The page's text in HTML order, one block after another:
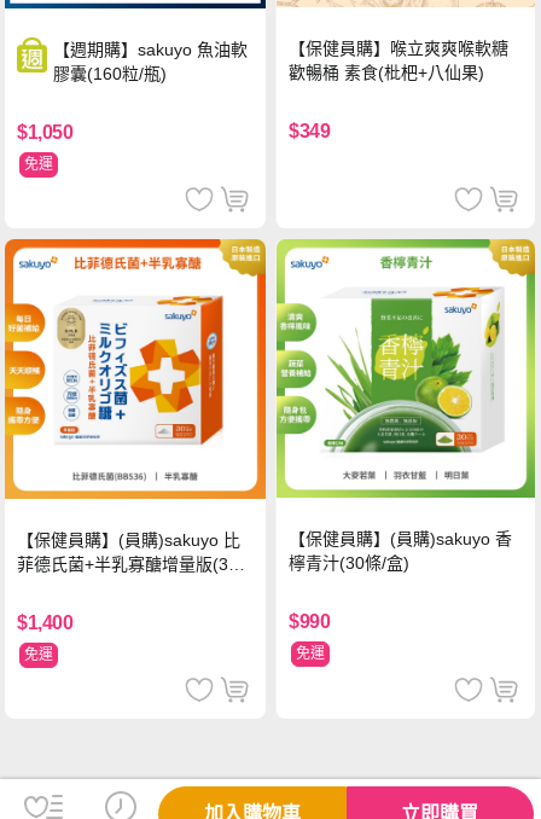
【週期購】sakuyo 魚油軟
膠囊(160粒/瓶)
$1,050
免運
【保健員購】喉立爽爽喉軟糖
歡暢桶 素食(枇杷+八仙果)
$349
【保健員購】(員購)sakuyo 比
菲德氏菌+半乳寡醣增量版(30
$1,400
免運
【保健員購】(員購)sakuyo 香
檸青汁(30條/盒)
$990
免運
加入購物車 立即購買